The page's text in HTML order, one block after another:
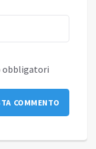
obbligatori